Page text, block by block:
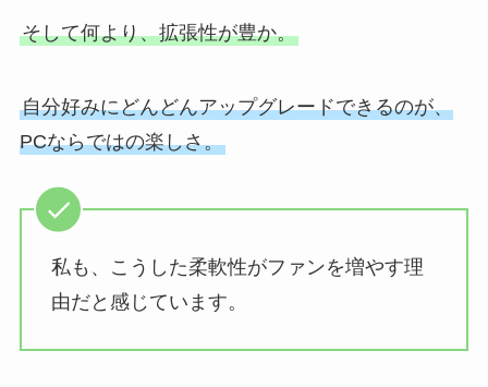
そして何より、拡張性が豊か。
自分好みにどんどんアップグレードできるのが、
PCならではの楽しさ。
私も、こうした柔軟性がファンを増やす理
由だと感じています。